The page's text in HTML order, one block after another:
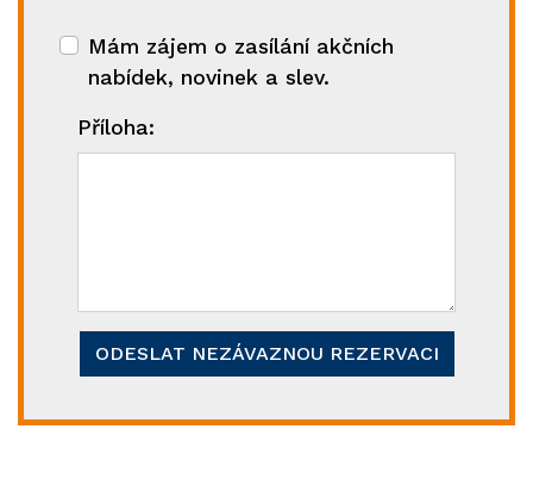
Mám zájem o zasílání akčních
nabídek, novinek a slev.
Příloha:
ODESLAT NEZÁVAZNOU REZERVACI